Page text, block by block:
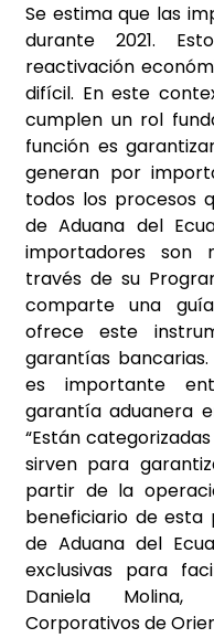
Se estima que las
durante 2021.
reactivación
difícil. En este
cumplen un rol
función es
generan por
todos los procesos
de Aduana del
importadores son
través de su
comparte una
ofrece este
garantías
es importante
garantía aduanera
“Están
sirven para
partir de la
beneficiario de esta
de Aduana del
exclusivas para
Daniela Molina,
Corporativos de